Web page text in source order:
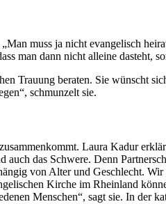
muss ja nicht evangelisch
man dann nicht alleine dasteht,
Trauung beraten. Sie wünscht
schmunzelt sie.
Laura Kadur
das Schwere. Denn
von Alter und Geschlecht.
Kirche im Rheinland
Menschen“, sagt sie. In der